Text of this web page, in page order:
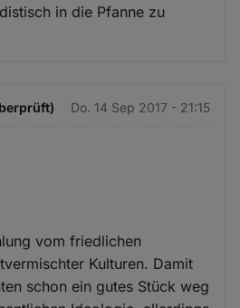
in die Pfanne zu
Do. 14 Sep 2017 - 21:15
vom friedlichen
Kulturen. Damit
schon ein gutes Stück weg